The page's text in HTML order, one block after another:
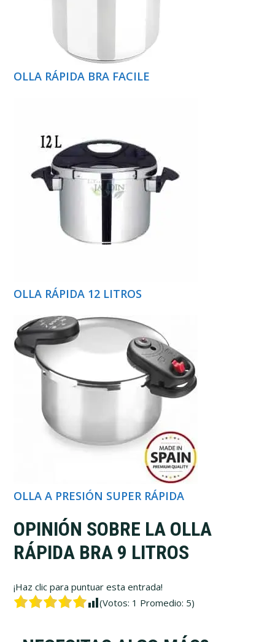
OLLA RÁPIDA BRA FACILE
OLLA RÁPIDA 12 LITROS
OLLA A PRESIÓN SUPER RÁPIDA
OPINIÓN SOBRE LA OLLA
RÁPIDA BRA 9 LITROS
¡Haz clic para puntuar esta entrada!
(Votos: 1 Promedio: 5)